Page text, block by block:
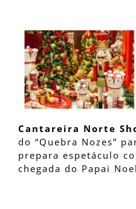
Cantareira Norte
do “Quebra Nozes”
prepara espetáculo
chegada do Papai Noel